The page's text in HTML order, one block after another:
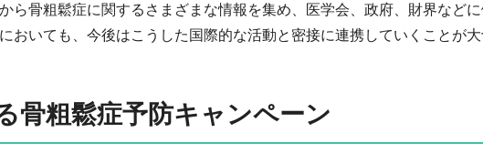
ら骨粗鬆症に関するさまざまな情報を集め、医学会、政府、財界など
おいても、今後はこうした国際的な活動と密接に連携していくことが大
骨粗鬆症予防キャンペーン